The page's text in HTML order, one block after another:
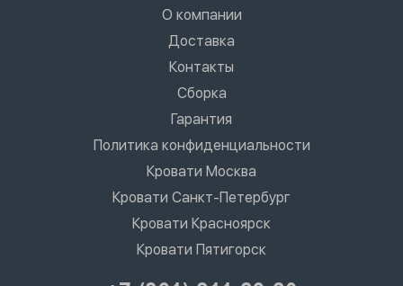
О компании
Доставка
Контакты
Сборка
Гарантия
Политика конфиденциальности
Кровати Москва
Кровати Санкт-Петербург
Кровати Красноярск
Кровати Пятигорск